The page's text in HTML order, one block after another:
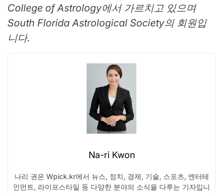
College of Astrology에서 가르치고 있으며
South Florida Astrological Society의 회원입
니다.
Na-ri Kwon
나리 권은 Wpick.kr에서 뉴스, 정치, 경제, 기술, 스포츠, 엔터테
인먼트, 라이프스타일 등 다양한 분야의 소식을 다루는 기자입니